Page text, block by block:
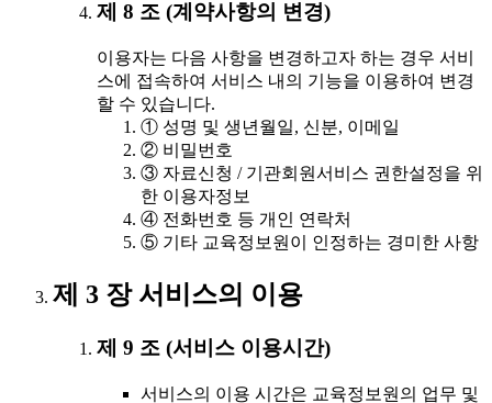
제 8 조 (계약사항의 변경)
이용자는 다음 사항을 변경하고자 하는 경우 서비
스에 접속하여 서비스 내의 기능을 이용하여 변경
할 수 있습니다.
① 성명 및 생년월일, 신분, 이메일
② 비밀번호
③ 자료신청 / 기관회원서비스 권한설정을 위
한 이용자정보
④ 전화번호 등 개인 연락처
⑤ 기타 교육정보원이 인정하는 경미한 사항
제 3 장 서비스의 이용
제 9 조 (서비스 이용시간)
서비스의 이용 시간은 교육정보원의 업무 및